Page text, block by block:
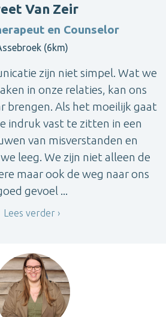
Van Zeir
en Counselor
(6km)
zijn niet simpel. Wat we
in onze relaties, kan ons
brengen. Als het moeilijk gaat
indruk vast te zitten in een
van misverstanden en
leeg. We zijn niet alleen de
maar ook de weg naar ons
gevoel ...
Lees verder